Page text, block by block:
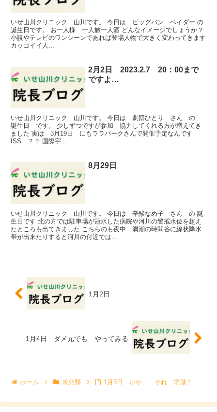
いせ山川クリニック 山川です。 今日は ビッグバン ベイダー の
誕生日です。 お一人様 一人旅一人酒 どんなイメージでしょうか？
小説やテレビのワンシーンであれば登場人物で大きく変わってきます
カッコイイ人...
2月2日 2023.2.7 20：00まで
ですよ…
いせ山川クリニック 山川です。 今日は 劇団ひとり さん の
誕生日 です。 少しずつですが参加 協力してくれる方が増えてき
ました 実は 3月19日 にもララパークさんで開催予定なんです
ISS ？？ 国際宇...
8月29日
いせ山川クリニック 山川です。 今日は 辛酸なめ子 さん の 誕
生日です 北の方では駐車場が冠水した病院や河川の警戒水位を超え
たところも出てきました こちらのも夜中 満潮の時間谷に線状降水
帯が出来たりすると河川の付近では...
1月2日
1月4日 ダメ元でも やってみる
ホーム 未分類 1月3日 いや… それ 常識？